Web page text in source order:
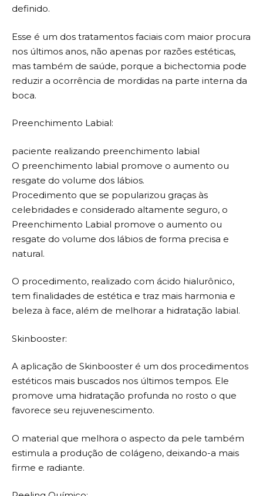
definido.
Esse é um dos tratamentos faciais com maior procura
nos últimos anos, não apenas por razões estéticas,
mas também de saúde, porque a bichectomia pode
reduzir a ocorrência de mordidas na parte interna da
boca.
Preenchimento Labial:
paciente realizando preenchimento labial
O preenchimento labial promove o aumento ou
resgate do volume dos lábios.
Procedimento que se popularizou graças às
celebridades e considerado altamente seguro, o
Preenchimento Labial promove o aumento ou
resgate do volume dos lábios de forma precisa e
natural.
O procedimento, realizado com ácido hialurônico,
tem finalidades de estética e traz mais harmonia e
beleza à face, além de melhorar a hidratação labial.
Skinbooster:
A aplicação de Skinbooster é um dos procedimentos
estéticos mais buscados nos últimos tempos. Ele
promove uma hidratação profunda no rosto o que
favorece seu rejuvenescimento.
O material que melhora o aspecto da pele também
estimula a produção de colágeno, deixando-a mais
firme e radiante.